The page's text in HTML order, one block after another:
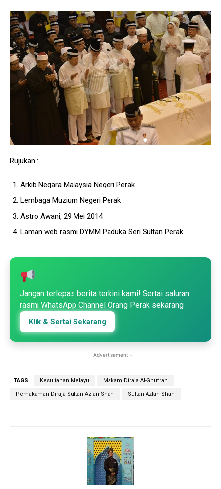
Rujukan :
Arkib Negara Malaysia Negeri Perak
Lembaga Muzium Negeri Perak
Astro Awani, 29 Mei 2014
Laman web rasmi DYMM Paduka Seri Sultan Perak
Jangan terlepas berita terkini kami! Sertai saluran
rasmi WhatsApp Channel Orang Perak sekarang.
Klik & Sertai Sekarang
- Advertisement -
TAGS Kesultanan Melayu Makam Diraja Al-Ghufran
Pemakaman Diraja Sultan Azlan Shah Sultan Azlan Shah